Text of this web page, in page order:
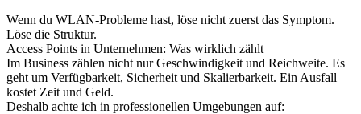
Wenn du WLAN-Probleme hast, löse nicht zuerst das Symptom.
Löse die Struktur.
Access Points in Unternehmen: Was wirklich zählt
Im Business zählen nicht nur Geschwindigkeit und Reichweite. Es
geht um Verfügbarkeit, Sicherheit und Skalierbarkeit. Ein Ausfall
kostet Zeit und Geld.
Deshalb achte ich in professionellen Umgebungen auf: